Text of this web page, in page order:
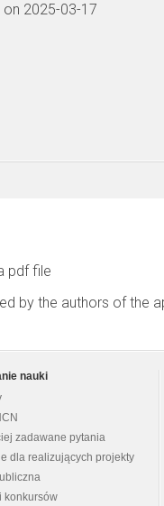
2025-03-17
pdf file
by the authors of the
nauki
zadawane pytania
dla realizujących projekty
konkursów